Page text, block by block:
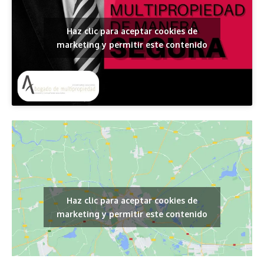
Haz clic para aceptar cookies de
marketing y permitir este contenido
Haz clic para aceptar cookies de
marketing y permitir este contenido